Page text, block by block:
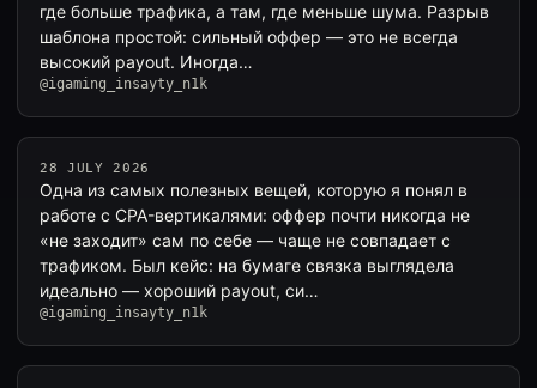
где больше трафика, а там, где меньше шума. Разрыв
шаблона простой: сильный оффер — это не всегда
высокий payout. Иногда…
@igaming_insayty_n1k
28 JULY 2026
Одна из самых полезных вещей, которую я понял в
работе с CPA-вертикалями: оффер почти никогда не
«не заходит» сам по себе — чаще не совпадает с
трафиком. Был кейс: на бумаге связка выглядела
идеально — хороший payout, си…
@igaming_insayty_n1k